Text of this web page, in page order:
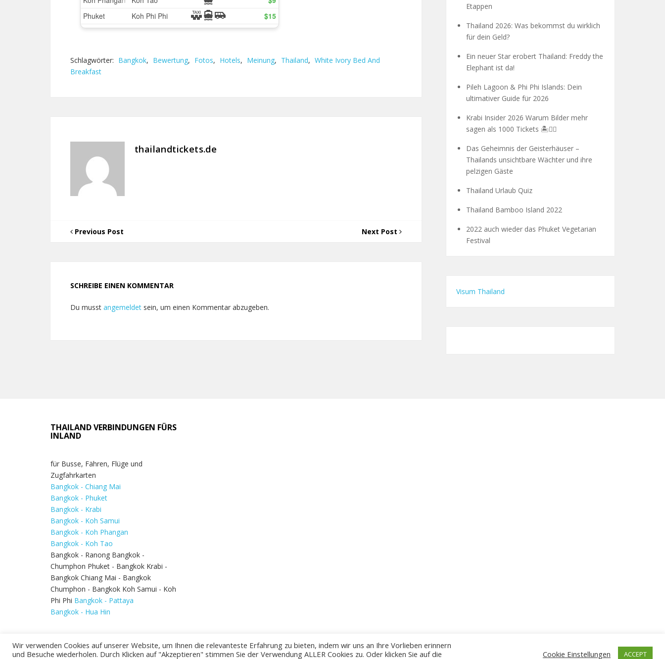
Schlagwörter: Bangkok, Bewertung, Fotos, Hotels, Meinung, Thailand, White Ivory Bed And
Breakfast
thailandtickets.de
Previous Post Next Post
SCHREIBE EINEN KOMMENTAR
Du musst angemeldet sein, um einen Kommentar abzugeben.
Etappen
Thailand 2026: Was bekommst du wirklich
für dein Geld?
Ein neuer Star erobert Thailand: Freddy the
Elephant ist da!
Pileh Lagoon & Phi Phi Islands: Dein
ultimativer Guide für 2026
Krabi Insider 2026 Warum Bilder mehr
sagen als 1000 Tickets 🏝️🧗‍♂️
Das Geheimnis der Geisterhäuser –
Thailands unsichtbare Wächter und ihre
pelzigen Gäste
Thailand Urlaub Quiz
Thailand Bamboo Island 2022
2022 auch wieder das Phuket Vegetarian
Festival
Visum Thailand
THAILAND VERBINDUNGEN FÜRS
INLAND
für Busse, Fähren, Flüge und
Zugfahrkarten
Bangkok - Chiang Mai
Bangkok - Phuket
Bangkok - Krabi
Bangkok - Koh Samui
Bangkok - Koh Phangan
Bangkok - Koh Tao
Bangkok - Ranong Bangkok -
Chumphon Phuket - Bangkok Krabi -
Bangkok Chiang Mai - Bangkok
Chumphon - Bangkok Koh Samui - Koh
Phi Phi Bangkok - Pattaya
Bangkok - Hua Hin
Wir verwenden Cookies auf unserer Website, um Ihnen die relevanteste Erfahrung zu bieten, indem wir uns an Ihre Vorlieben erinnern
und Besuche wiederholen. Durch Klicken auf "Akzeptieren" stimmen Sie der Verwendung ALLER Cookies zu. Oder klicken Sie auf die
Cookie Einstellungen ACCEPT